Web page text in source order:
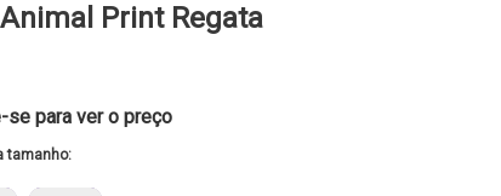
Print Regata
se para ver o preço
tamanho: